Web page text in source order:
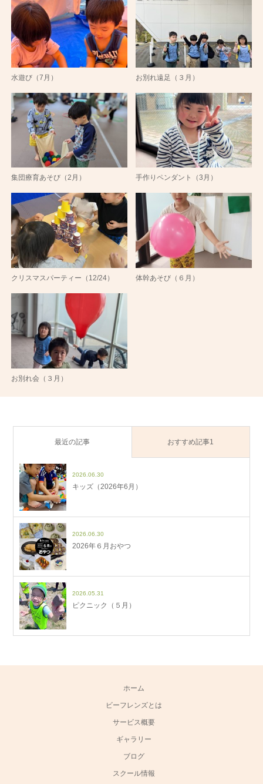
水遊び（7月） お別れ遠足（３月）
集団療育あそび（2月） 手作りペンダント（3月）
クリスマスパーティー（12/24） 体幹あそび（６月）
お別れ会（３月）
最近の記事 おすすめ記事1
2026.06.30
キッズ（2026年6月）
2026.06.30
2026年６月おやつ
2026.05.31
ピクニック（５月）
ホーム
ビーフレンズとは
サービス概要
ギャラリー
ブログ
スクール情報